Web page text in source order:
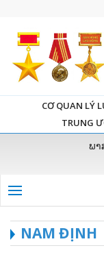
CƠ QUAN LÝ
TRUNG
ພາ
NAM ĐỊNH